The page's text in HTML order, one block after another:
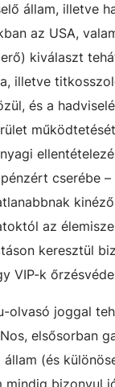
állam, illetve
az USA,
kiválaszt
illetve
és a
cserébe
az
keresztül
VIP-k
olvasó joggal
elsősorban
(és
mindig bizonyul